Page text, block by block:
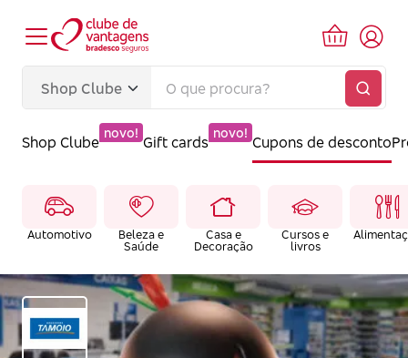
Shop Clube
novo!
Gift cards
novo!
Cupons de desconto
Automotivo
Beleza e
Saúde
Casa e
Decoração
Cursos e
livros